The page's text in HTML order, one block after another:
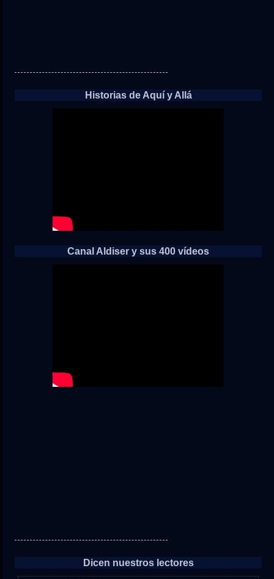
Historias de Aquí y Allá
Canal Aldiser y sus 400 vídeos
Dicen nuestros lectores